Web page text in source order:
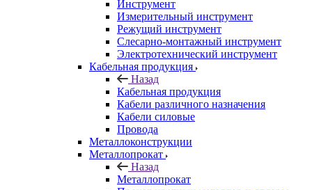
Инструмент
Измерительный инструмент
Режущий инструмент
Слесарно-монтажный инструмент
Электротехнический инструмент
Кабельная продукция
Назад
Кабельная продукция
Кабели различного назначения
Кабели силовые
Провода
Металлоконструкции
Металлопрокат
Назад
Металлопрокат